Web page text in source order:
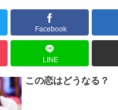
Facebook
LINE
この恋はどうなる？